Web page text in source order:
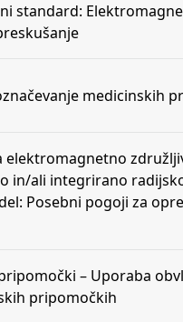
standard:
medicinskih
elektromagnetno
in/ali integrirano
Posebni pogoji za
– Uporaba
pripomočkih